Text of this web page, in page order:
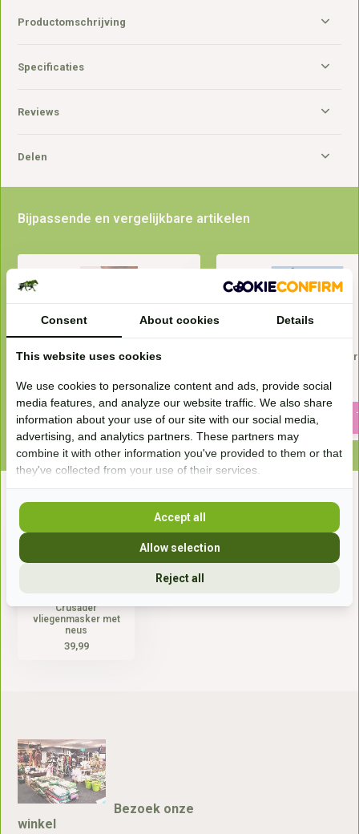
Productomschrijving
Specificaties
Reviews
Delen
Bijpassende en vergelijkbare artikelen
Neusnetje Cashel UV werend
15,99 12,99
Crusader
43,99
Recent bekeken
Crusader
vliegenmasker met
neus
39,99
Bezoek onze
winkel
Consent About cookies Details
This website uses cookies
We use cookies to personalize content and ads, provide social
media features, and analyze our website traffic. We also share
information about your use of our site with our social media,
advertising, and analytics partners. These partners may
combine it with other information you've provided to them or that
they've collected from your use of their services.
Reject all
Allow selection
Accept all